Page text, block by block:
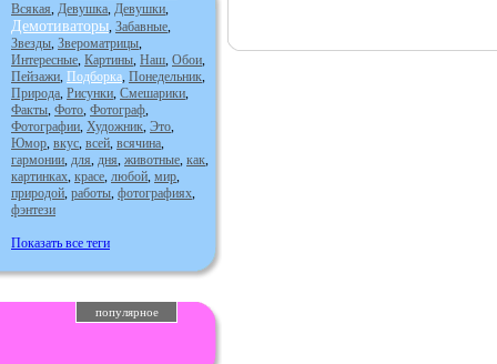
Всякая, Девушка, Девушки,
Демотиваторы, Забавные,
Звезды, Звероматрицы,
Интересные, Картины, Наш, Обои,
Пейзажи, Подборка, Понедельник,
Природа, Рисунки, Смешарики,
Факты, Фото, Фотограф,
Фотографии, Художник, Это,
Юмор, вкус, всей, всячина,
гармонии, для, дня, животные, как,
картинках, красе, любой, мир,
природой, работы, фотографиях,
фэнтези
Показать все теги
популярное